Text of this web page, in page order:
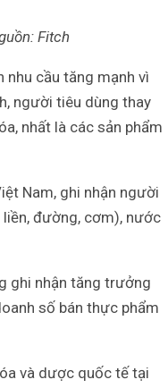
Fitch
nhu cầu tăng mạnh vì
người tiêu dùng thay
nhất là các sản phẩm
Nam, ghi nhận người
đường, cơm), nước
ghi nhận tăng trưởng
số bán thực phẩm
và dược quốc tế tại